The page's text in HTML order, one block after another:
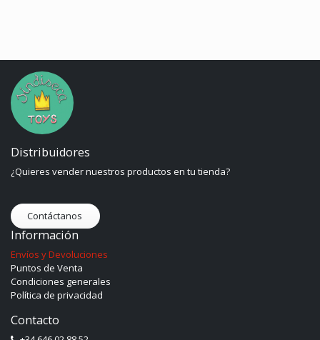
Distribuidores
¿Quieres vender nuestros productos en tu tienda?
Contáctanos
Información
Envíos y Devoluciones
Puntos de Venta
Condiciones generales
Política de privacidad
Contacto